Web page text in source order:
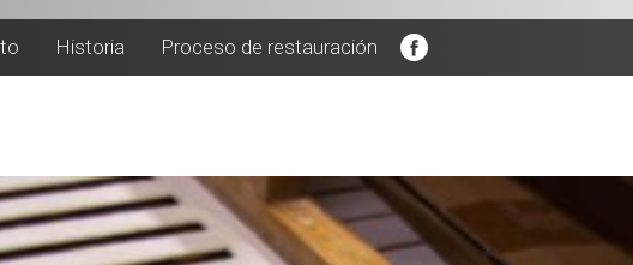
Historia Proceso de restauración